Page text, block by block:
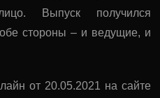
Выпуск получился
стороны – и ведущие, и
от 20.05.2021 на сайте